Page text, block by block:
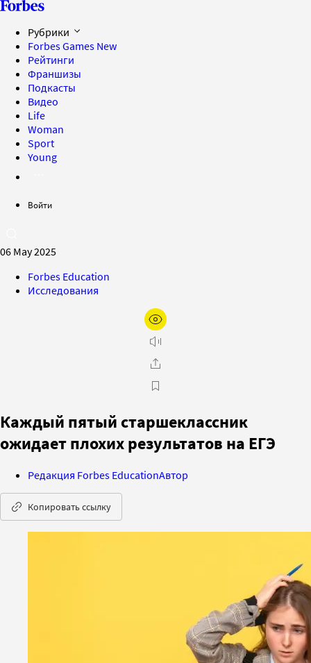
Рубрики
Forbes Games New
Рейтинги
Франшизы
Подкасты
Видео
Life
Woman
Sport
Young
Войти
06 May 2025
Forbes Education
Исследования
Каждый пятый старшеклассник
ожидает плохих результатов на ЕГЭ
Редакция Forbes EducationАвтор
Копировать ссылку